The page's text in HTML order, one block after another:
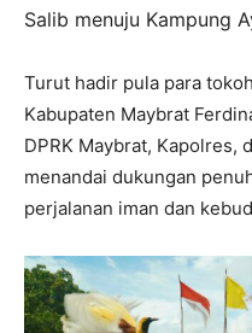
Salib menuju Kampung
Turut hadir pula para
Kabupaten Maybrat
DPRK Maybrat, Kapolres,
menandai dukungan
perjalanan iman dan